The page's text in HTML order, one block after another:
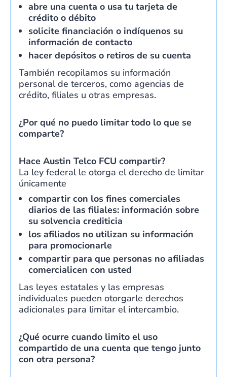
abre una cuenta o usa tu tarjeta de
crédito o débito
solicite financiación o indíquenos su
información de contacto
hacer depósitos o retiros de su cuenta
También recopilamos su información
personal de terceros, como agencias de
crédito, filiales u otras empresas.
¿Por qué no puedo limitar todo lo que se
comparte?
Hace Austin Telco FCU compartir?
La ley federal le otorga el derecho de limitar
únicamente
compartir con los fines comerciales
diarios de las filiales: información sobre
su solvencia crediticia
los afiliados no utilizan su información
para promocionarle
compartir para que personas no afiliadas
comercialicen con usted
Las leyes estatales y las empresas
individuales pueden otorgarle derechos
adicionales para limitar el intercambio.
¿Qué ocurre cuando limito el uso
compartido de una cuenta que tengo junto
con otra persona?